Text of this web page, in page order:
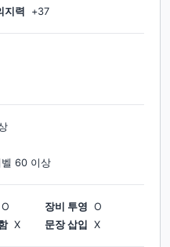
지력 +37
60 이상
O 장비 투영 O
X 문장 삽입 X